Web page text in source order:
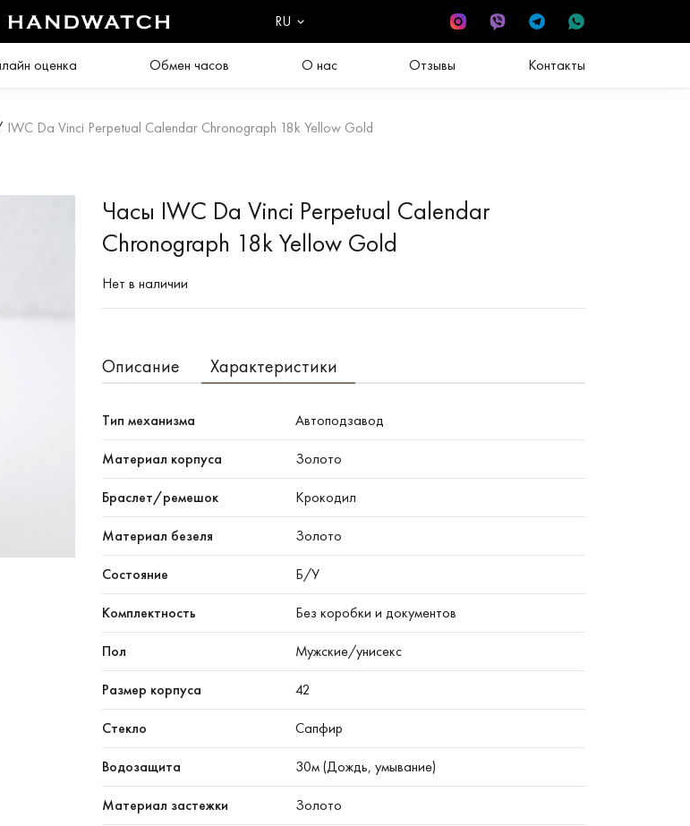
RU
оценка Обмен часов О нас Отзывы Контакты
IWC Da Vinci Perpetual Calendar Chronograph 18k Yellow Gold
Часы IWC Da Vinci Perpetual Calendar
Chronograph 18k Yellow Gold
Нет в наличии
Описание Характеристики
Тип механизма Автоподзавод
Материал корпуса Золото
Браслет/ремешок Крокодил
Материал безеля Золото
Состояние Б/У
Комплектность Без коробки и документов
Пол Мужские/унисекс
Размер корпуса 42
Стекло Сапфир
Водозащита 30м (Дождь, умывание)
Материал застежки Золото